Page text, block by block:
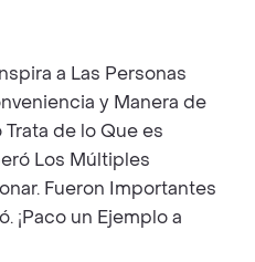
a Las Personas
y Manera de
de lo Que es
Los Múltiples
Fueron Importantes
¡Paco un Ejemplo a